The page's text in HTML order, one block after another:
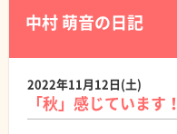
中村 萌音の日記
2022年11月12日(土)
「秋」感じています！